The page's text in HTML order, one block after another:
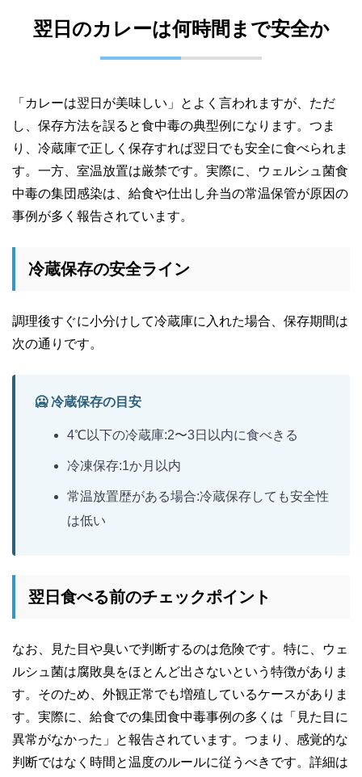
翌日のカレーは何時間まで安全か
「カレーは翌日が美味しい」とよく言われますが、ただ
し、保存方法を誤ると食中毒の典型例になります。つま
り、冷蔵庫で正しく保存すれば翌日でも安全に食べられま
す。一方、室温放置は厳禁です。実際に、ウェルシュ菌食
中毒の集団感染は、給食や仕出し弁当の常温保管が原因の
事例が多く報告されています。
冷蔵保存の安全ライン
調理後すぐに小分けして冷蔵庫に入れた場合、保存期間は
次の通りです。
🥶 冷蔵保存の目安
4℃以下の冷蔵庫:2〜3日以内に食べきる
冷凍保存:1か月以内
常温放置歴がある場合:冷蔵保存しても安全性
は低い
翌日食べる前のチェックポイント
なお、見た目や臭いで判断するのは危険です。特に、ウェ
ルシュ菌は腐敗臭をほとんど出さないという特徴がありま
す。そのため、外観正常でも増殖しているケースがありま
す。実際に、給食での集団食中毒事例の多くは「見た目に
異常がなかった」と報告されています。つまり、感覚的な
判断ではなく時間と温度のルールに従うべきです。詳細は